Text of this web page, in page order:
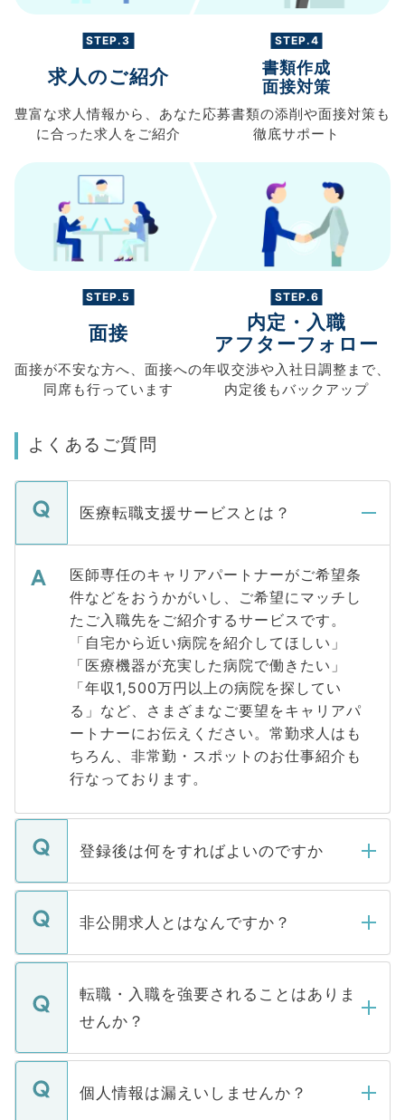
STEP.3
求人のご紹介
豊富な求人情報から、 あなた
に合った求人を ご紹介
STEP.4
書類作成
面接対策
応募書類の添削や面接対策も
徹底サポート
STEP.5
面接
面接が不安な方へ、 面接への
同席も行っています
STEP.6
内定・入職
アフターフォロー
年収交渉や入社日調整まで、
内定後もバックアップ
よくあるご質問
医療転職支援サービスとは？
医師専任のキャリアパートナーがご希望条
件などをおうかがいし、ご希望にマッチし
たご入職先をご紹介するサービスです。
「自宅から近い病院を紹介してほしい」
「医療機器が充実した病院で働きたい」
「年収1,500万円以上の病院を探してい
る」など、さまざまなご要望をキャリアパ
ートナーにお伝えください。常勤求人はも
ちろん、非常勤・スポットのお仕事紹介も
行なっております。
登録後は何をすればよいのですか
ご登録いただきましたら、弊社担当者がご
登録内容を確認し、その後メールもしくは
ます。通常、5営業日以内にはご連絡をせて
いただきますので、しばらくお待ちくださ
非公開求人とはなんですか？
マイナビDOCTORで取り扱っている求人の
うち約3割は、Webサイトからご覧いただ
けない「非公開求人」です。非公開求人は
下記の理由によって、一般には公開してい
ません。
■応募殺到を避けるため 人気のある医療機
転職・入職を強要されることはありま
せんか？
転職・入職を強要することは一切ありませ
ん。また、仮に応募先から内定をいただい
個人情報は漏えいしませんか？